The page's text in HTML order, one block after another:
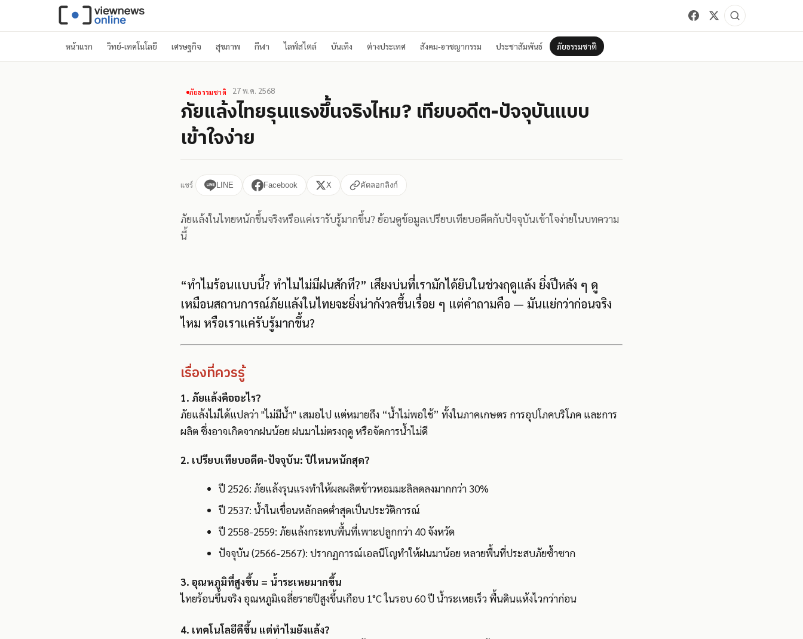
หน้าแรก วิทย์-เทคโนโลยี เศรษฐกิจ สุขภาพ กีฬา ไลฟ์สไตล์ บันเทิง ต่างประเทศ สังคม-อาชญากรรม ประชาสัมพันธ์ ภัยธรรมชาติ
ภัยธรรมชาติ 27 พ.ค. 2568
ภัยแล้งไทยรุนแรงขึ้นจริงไหม? เทียบอดีต-ปัจจุบันแบบ
เข้าใจง่าย
แชร์ LINE Facebook X คัดลอกลิงก์
ภัยแล้งในไทยหนักขึ้นจริงหรือแค่เรารับรู้มากขึ้น? ย้อนดูข้อมูลเปรียบเทียบอดีตกับปัจจุบันเข้าใจง่ายในบทความ
นี้
“ทำไมร้อนแบบนี้? ทำไมไม่มีฝนสักที?” เสียงบ่นที่เรามักได้ยินในช่วงฤดูแล้ง ยิ่งปีหลัง ๆ ดู
เหมือนสถานการณ์ภัยแล้งในไทยจะยิ่งน่ากังวลขึ้นเรื่อย ๆ แต่คำถามคือ — มันแย่กว่าก่อนจริง
ไหม หรือเราแค่รับรู้มากขึ้น?
เรื่องที่ควรรู้
1. ภัยแล้งคืออะไร?
ภัยแล้งไม่ได้แปลว่า "ไม่มีน้ำ" เสมอไป แต่หมายถึง “น้ำไม่พอใช้” ทั้งในภาคเกษตร การอุปโภคบริโภค และการ
ผลิต ซึ่งอาจเกิดจากฝนน้อย ฝนมาไม่ตรงฤดู หรือจัดการน้ำไม่ดี
2. เปรียบเทียบอดีต-ปัจจุบัน: ปีไหนหนักสุด?
ปี 2526: ภัยแล้งรุนแรงทำให้ผลผลิตข้าวหอมมะลิลดลงมากกว่า 30%
ปี 2537: น้ำในเขื่อนหลักลดต่ำสุดเป็นประวัติการณ์
ปี 2558-2559: ภัยแล้งกระทบพื้นที่เพาะปลูกกว่า 40 จังหวัด
ปัจจุบัน (2566-2567): ปรากฏการณ์เอลนีโญทำให้ฝนมาน้อย หลายพื้นที่ประสบภัยซ้ำซาก
3. อุณหภูมิที่สูงขึ้น = น้ำระเหยมากขึ้น
ไทยร้อนขึ้นจริง อุณหภูมิเฉลี่ยรายปีสูงขึ้นเกือบ 1°C ในรอบ 60 ปี น้ำระเหยเร็ว พื้นดินแห้งไวกว่าก่อน
4. เทคโนโลยีดีขึ้น แต่ทำไมยังแล้ง?